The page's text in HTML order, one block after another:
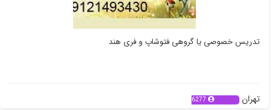
تدریس خصوصی یا گروهی فتوشاپ و فری هند
تهران 6277